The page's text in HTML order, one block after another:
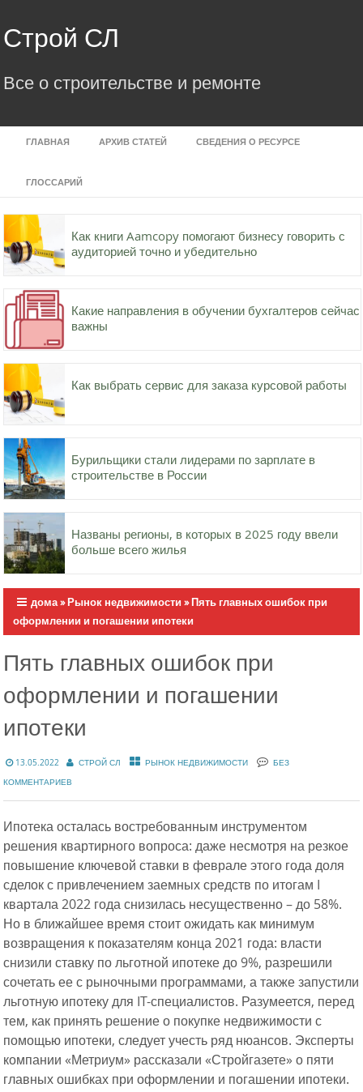
to
content
Строй СЛ
Все о строительстве и ремонте
ГЛАВНАЯ АРХИВ СТАТЕЙ СВЕДЕНИЯ О РЕСУРСЕ
ГЛОССАРИЙ
Как книги Aamcopy помогают бизнесу говорить с
аудиторией точно и убедительно
Какие направления в обучении бухгалтеров сейчас
важны
Как выбрать сервис для заказа курсовой работы
Бурильщики стали лидерами по зарплате в
строительстве в России
Названы регионы, в которых в 2025 году ввели
больше всего жилья
дома»Рынок недвижимости »Пять главных ошибок при
оформлении и погашении ипотеки
Пять главных ошибок при
оформлении и погашении
ипотеки
13.05.2022 СТРОЙ СЛ РЫНОК НЕДВИЖИМОСТИ
БЕЗ
КОММЕНТАРИЕВ
Ипотека осталась востребованным инструментом
решения квартирного вопроса: даже несмотря на резкое
повышение ключевой ставки в феврале этого года доля
сделок с привлечением заемных средств по итогам I
квартала 2022 года снизилась несущественно – до 58%.
Но в ближайшее время стоит ожидать как минимум
возвращения к показателям конца 2021 года: власти
снизили ставку по льготной ипотеке до 9%, разрешили
сочетать ее с рыночными программами, а также запустили
льготную ипотеку для IT-специалистов. Разумеется, перед
тем, как принять решение о покупке недвижимости с
помощью ипотеки, следует учесть ряд нюансов. Эксперты
компании «Метриум» рассказали «Стройгазете» о пяти
главных ошибках при оформлении и погашении ипотеки.